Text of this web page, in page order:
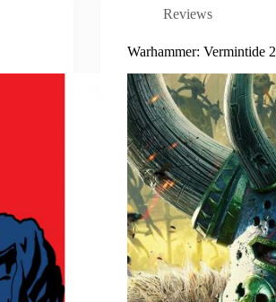
Reviews
Warhammer: Vermintide 2